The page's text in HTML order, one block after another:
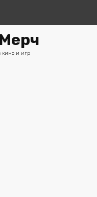
Мерч
кино и игр